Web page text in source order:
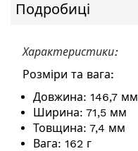
Подробиці
Характеристики:
Розміри та вага:
Довжина: 146,7 мм
Ширина: 71,5 мм
Товщина: 7,4 мм
Вага: 162 г